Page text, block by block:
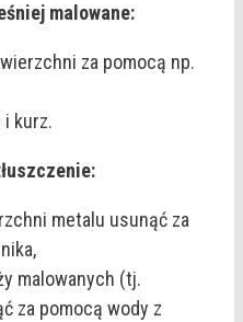
malowane:
za pomocą np.
i kurz.
metalu usunąć za
malowanych (tj.
za pomocą wody z